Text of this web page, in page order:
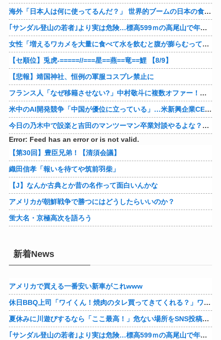
海外「日本人は何に使ってるんだ？」 世界的ブームの日本の食品、買ってみたものの使い道が分からない外国人が続出
｢サンダル登山の若者｣より実は危険…標高599ｍの高尾山で年間100件超の遭難事故を起こしている張本人「中高年の転倒事故」
女性「増えるワカメを大量に食べて水を飲むと腹が膨らむって本当？実際にやってみるわ」 → 腹がどんどん膨らんで… うわぁあああああああ
【セ順位】兎虎-=====//===星==燕==竜==鯉 【8/9】
【悲報】靖国神社、恒例の軍服コスプレ禁止に
フランス人「なぜ移籍させない?」中村敬斗に複数オファー！ランスが46億円要求でまさかの残留の可能性浮上！現地サポの本音がこれ！【海外の反応】
米中のAI開発競争「中国が優位に立っている」…米新興企業CEOが予測！
今日の乃木中で設楽と吉田のマンツーマン卒業対談やるよな？ やってくれよ。やってくださいお願いします。
Error: Feed has an error or is not valid.
【第30回】豊臣兄弟！【清須会議】
織田信孝「報いを待てや筑前羽柴」
【J】なんか古典とか昔の名作って面白いんかな
アメリカが朝鮮戦争で勝つにはどうしたらいいのか？
蛍大名・京極高次を語ろう
新着News
アメリカで買える一番安い新車がこれwww
休日BBQ上司「ワイくん！焼肉のタレ買ってきてくれる？」ワイ「！！？」
夏休みに川遊びするなら「ここ最高！」危ない場所をSNS投稿、水難事故が起きたら法的責任を問われる？ 福岡県八女市の星野川
｢サンダル登山の若者｣より実は危険…標高599ｍの高尾山で年間100件超の遭難事故を起こしている張本人「中高年の転倒事故」